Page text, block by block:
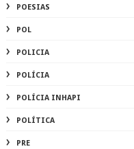
POESIAS
POL
POLICIA
POLÍCIA
POLÍCIA INHAPI
POLÍTICA
PRE